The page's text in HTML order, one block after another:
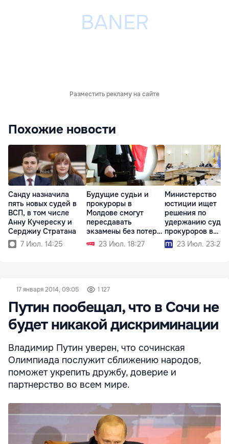
Разместить рекламу на сайте
Похожие новости
Санду назначила
пять новых судей в
ВСП, в том числе
Анну Кучереску и
Серджиу Стратана
7 Июл. 14:25
Будущие судьи и
прокуроры в
Молдове смогут
пересдавать
экзамены без потери
стипендии
23 Июл. 18:27
Министерство
юстиции ищет
решения по
удержанию
прокуроров в
системе
23 Июл. 23:27
17 января 2014, 09:05 1 127
Путин пообещал, что в Сочи не
будет никакой дискриминации
Владимир Путин уверен, что сочинская
Олимпиада послужит сближению народов,
поможет укрепить дружбу, доверие и
партнерство во всем мире.